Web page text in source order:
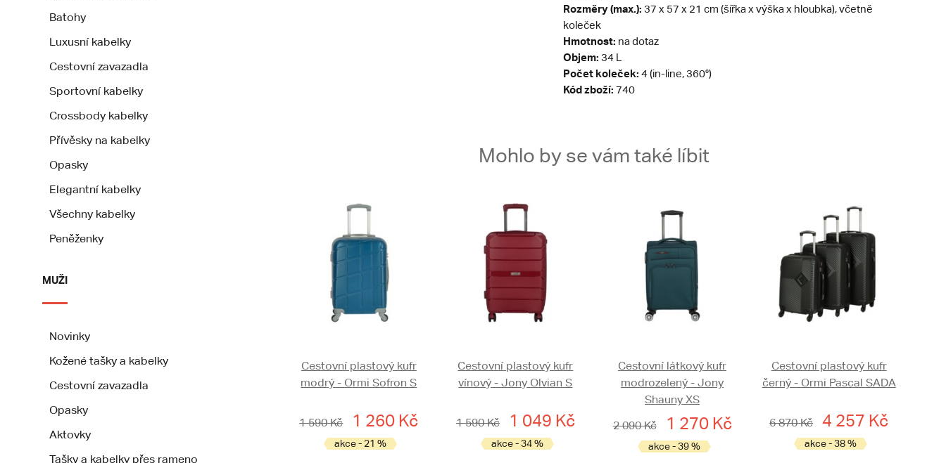
Batohy
Luxusní kabelky
Cestovní zavazadla
Sportovní kabelky
Crossbody kabelky
Přívěsky na kabelky
Opasky
Elegantní kabelky
Všechny kabelky
Peněženky
MUŽI
Novinky
Kožené tašky a kabelky
Cestovní zavazadla
Opasky
Aktovky
Tašky a kabelky přes rameno
Rozměry (max.): 37 x 57 x 21 cm (šířka x výška x hloubka), včetně
koleček
Hmotnost: na dotaz
Objem: 34 L
Počet koleček: 4 (in-line, 360°)
Kód zboží: 740
Mohlo by se vám také líbit
Cestovní plastový kufr
modrý - Ormi Sofron S
1 590 Kč 1 260 Kč
akce - 21 %
Cestovní plastový kufr
vínový - Jony Olvian S
1 590 Kč 1 049 Kč
akce - 34 %
Cestovní látkový kufr
modrozelený - Jony
Shauny XS
2 090 Kč
1 270 Kč
akce - 39 %
Cestovní plastový kufr
černý - Ormi Pascal SADA
6 870 Kč 4 257 Kč
akce - 38 %